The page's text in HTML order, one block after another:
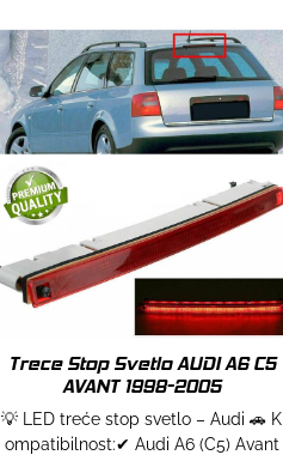
Trece Stop Svetlo AUDI A6 C5
AVANT 1998-2005
💡 LED treće stop svetlo – Audi 🚗 K
ompatibilnost:✔ Audi A6 (C5) Avant